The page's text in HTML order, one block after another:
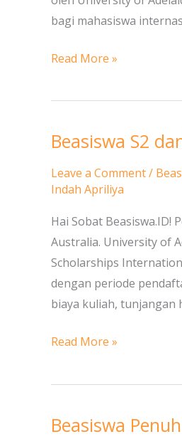
bagi mahasiswa
Adelaide,
Read More »
Beasiswa S2
Leave a Comment/
Indah Apriliya
Hai Sobat Beasiswa.ID!
Australia. University of
Scholarships
dengan periode
biaya kuliah, tunjangan
Beasiswa
dan
di
University
of
Adelaide,
Australia
Read More »
Beasiswa
Beasiswa